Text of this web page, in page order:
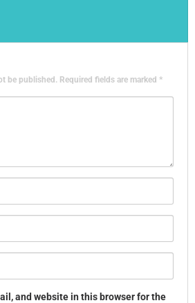
be published. Required fields are marked *
and website in this browser for the